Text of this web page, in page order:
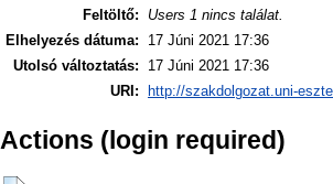
Feltöltő:
Users 1 nincs találat.
Elhelyezés dátuma:
17 Júni 2021 17:36
Utolsó változtatás:
17 Júni 2021 17:36
URI:
http://szakdolgozat.uni-
Actions (login required)